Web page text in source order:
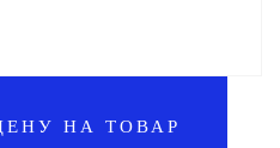
НА ТОВАР